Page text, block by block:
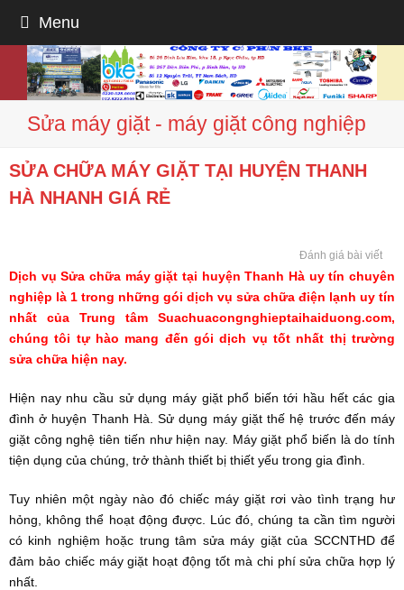
Menu
Sửa máy giặt - máy giặt công nghiệp
SỬA CHỮA MÁY GIẶT TẠI HUYỆN THANH
HÀ NHANH GIÁ RẺ
Đánh giá bài viết
Dịch vụ Sửa chữa máy giặt tại huyện Thanh Hà uy tín chuyên
nghiệp là 1 trong những gói dịch vụ sửa chữa điện lạnh uy tín
nhất của Trung tâm Suachuacongnghieptaihaiduong.com,
chúng tôi tự hào mang đến gói dịch vụ tốt nhất thị trường
sửa chữa hiện nay.
Hiện nay nhu cầu sử dụng máy giặt phổ biến tới hầu hết các gia
đình ở huyện Thanh Hà. Sử dụng máy giặt thế hệ trước đến máy
giặt công nghệ tiên tiến như hiện nay. Máy giặt phổ biến là do tính
tiện dụng của chúng, trở thành thiết bị thiết yếu trong gia đình.
Tuy nhiên một ngày nào đó chiếc máy giặt rơi vào tình trạng hư
hỏng, không thể hoạt động được. Lúc đó, chúng ta cần tìm người
có kinh nghiệm hoặc trung tâm sửa máy giặt của SCCNTHD để
đảm bảo chiếc máy giặt hoạt động tốt mà chi phí sửa chữa hợp lý
nhất.